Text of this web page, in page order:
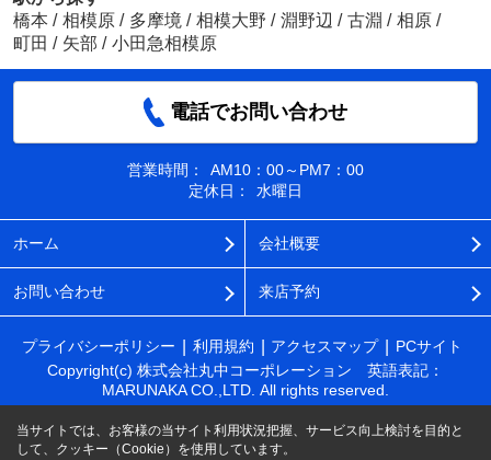
橋本 / 相模原 / 多摩境 / 相模大野 / 淵野辺 / 古淵 / 相原 /
町田 / 矢部 / 小田急相模原
電話でお問い合わせ
営業時間：
AM10：00～PM7：00
定休日：
水曜日
ホーム 会社概要
お問い合わせ 来店予約
プライバシーポリシー 利用規約 アクセスマップ
PCサイト
Copyright(c) 株式会社丸中コーポレーション 英語表記：
MARUNAKA CO.,LTD. All rights reserved.
当サイトでは、お客様の当サイト利用状況把握、サービス向上検討を目的と
して、クッキー（Cookie）を使用しています。